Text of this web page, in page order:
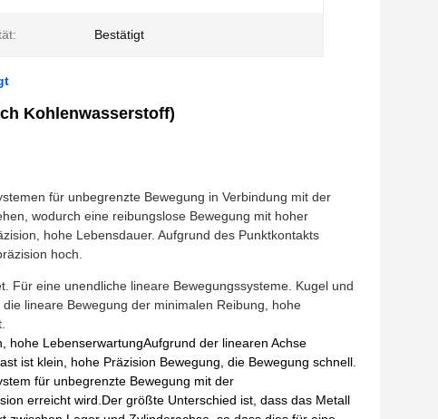
Bestätigt
Kohlenwasserstoff)
für unbegrenzte Bewegung in Verbindung mit der
wodurch eine reibungslose Bewegung mit hoher
hohe Lebensdauer. Aufgrund des Punktkontakts
hoch.
Für eine unendliche lineare Bewegungssysteme. Kugel und
lineare Bewegung der minimalen Reibung, hohe
hohe LebenserwartungAufgrund der linearen Achse
ist klein, hohe Präzision Bewegung, die Bewegung schnell.
für unbegrenzte Bewegung mit der
erreicht wird.Der größte Unterschied ist, dass das Metall